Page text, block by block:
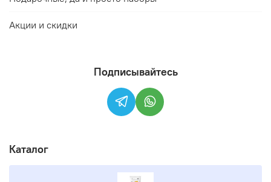
Акции и скидки
Подписывайтесь
Каталог